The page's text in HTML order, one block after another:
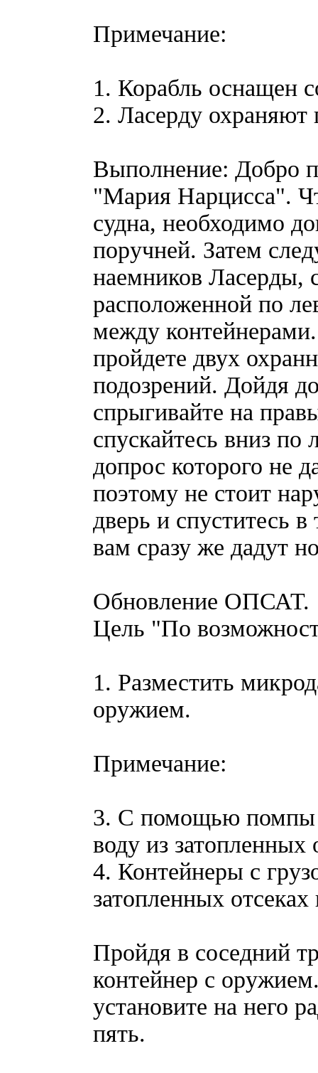
Примечание:
1. Корабль оснащен
2. Ласерду
Выполнение: Добро
"Мария Нарцисса".
судна, необходимо
поручней. Затем
наемников Ласерды,
расположенной по
между
пройдете двух
подозрений. Дойдя
спрыгивайте на
спускайтесь вниз по
допрос которого не
поэтому не стоит
дверь и спуститесь
вам сразу же дадут
Обновление ОПСАТ.
Цель "По
1. Разместить
оружием.
Примечание:
3. С помощью помпы
воду из затопленных
4. Контейнеры с
затопленных
Пройдя в соседний
контейнер с
установите на него
пять.